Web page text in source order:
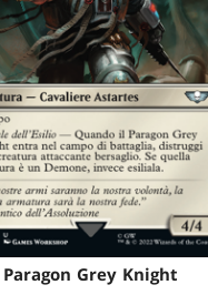
Paragon Grey Knight